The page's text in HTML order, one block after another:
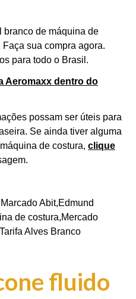
branco de máquina de
Faça sua compra agora.
para todo o Brasil.
Aeromaxx dentro do
possam ser úteis para
Se ainda tiver alguma
de costura, clique
MarcadoAbit,Edmund
de costura,Mercado
Tarifa Alves Branco
fluido